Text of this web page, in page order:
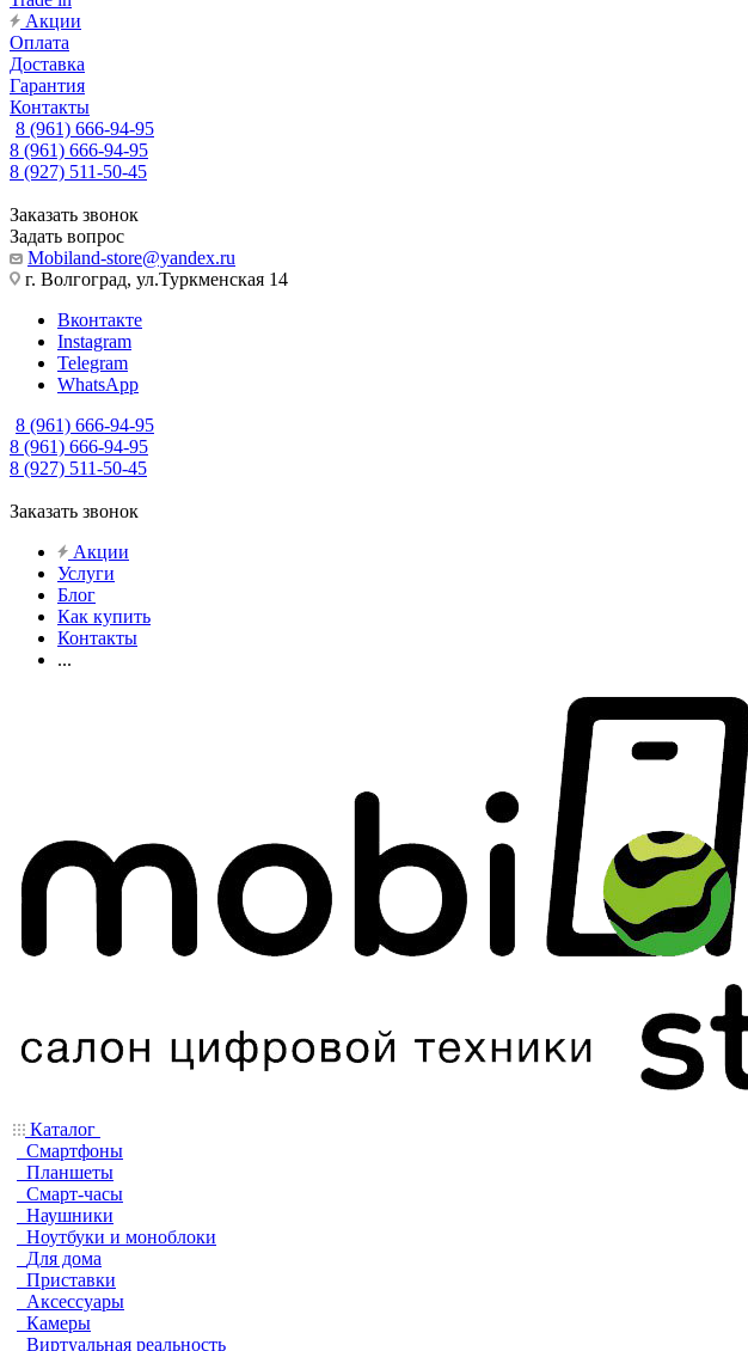
Акции
Оплата
Доставка
Гарантия
Контакты
8 (961) 666-94-95
8 (961) 666-94-95
8 (927) 511-50-45
Заказать звонок
Задать вопрос
Mobiland-store@yandex.ru
г. Волгоград, ул.Туркменская 14
Вконтакте
Instagram
Telegram
WhatsApp
8 (961) 666-94-95
8 (961) 666-94-95
8 (927) 511-50-45
Заказать звонок
Акции
Услуги
Блог
Как купить
Контакты
...
Каталог
Смартфоны
Планшеты
Смарт-часы
Наушники
Ноутбуки и моноблоки
Для дома
Приставки
Аксессуары
Камеры
Виртуальная реальность